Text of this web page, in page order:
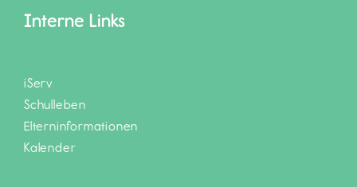
Interne Links
iServ
Schulleben
Elterninformationen
Kalender